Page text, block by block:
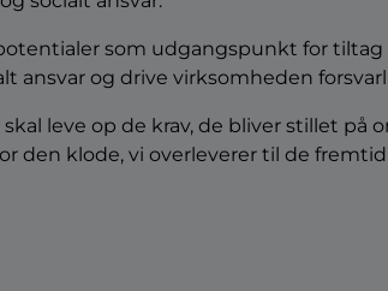
som udgangspunkt for
ansvar og drive virksomheden
leve op de krav, de bliver stillet på
den klode, vi overleverer til de